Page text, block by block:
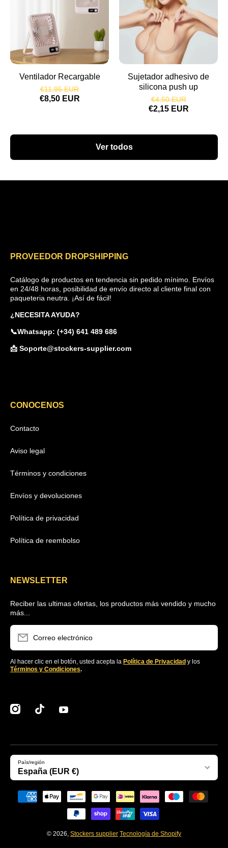
Ventilador Recargable
€11,95 EUR
€8,50 EUR
Sujetador adhesivo de
silicona push up
€4,50 EUR
€2,15 EUR
Ver todos
PROVEEDOR DROPSHIPPING
Catálogo de productos en tendencia sin pedido mínimo. Envíos
en 24/48 horas, posibilidad de envío directo al cliente final con
paqueteria neutra. ¡Así de fácil!
¿NECESITA AYUDA?
📞Whatsapp: (+34) 641 489 686
📩 Soporte@stockers-supplier.com
CONOCENOS
Contacto
Aviso legal
Términos y condiciones
Envíos y devoluciones
Política de privacidad
Política de reembolso
NEWSLETTER
Reciber las ultimas ofertas, los productos más vendido y mucho
más...
Correo electrónico
Al hacer clic en el botón, usted acepta la Política de Privacidad y los
Términos y Condiciones.
instagramcom/clubstockers/
tiktokcom/@stockerssupplier
youtubecom/@stockersEcommerce
País/región
España (EUR €)
Formas de pago
© 2026, Stockers supplier Tecnología de Shopify